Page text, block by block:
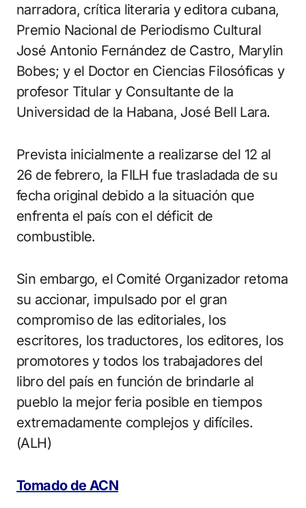
narradora, crítica literaria y editora cubana,
Premio Nacional de Periodismo Cultural
José Antonio Fernández de Castro, Marylin
Bobes; y el Doctor en Ciencias Filosóficas y
profesor Titular y Consultante de la
Universidad de la Habana, José Bell Lara.
Prevista inicialmente a realizarse del 12 al
26 de febrero, la FILH fue trasladada de su
fecha original debido a la situación que
enfrenta el país con el déficit de
combustible.
Sin embargo, el Comité Organizador retoma
su accionar, impulsado por el gran
compromiso de las editoriales, los
escritores, los traductores, los editores, los
promotores y todos los trabajadores del
libro del país en función de brindarle al
pueblo la mejor feria posible en tiempos
extremadamente complejos y difíciles.
(ALH)
Tomado de ACN